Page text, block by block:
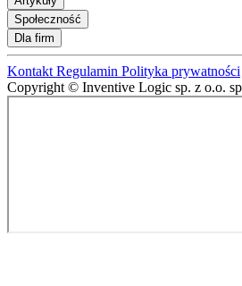
Społeczność
Dla firm
Kontakt Regulamin Polityka prywatności
Copyright © Inventive Logic sp. z o.o.